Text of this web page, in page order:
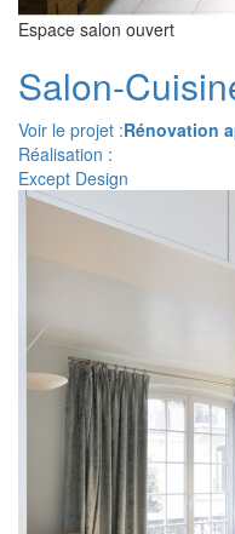
Espace salon ouvert
Salon-
Voir le projet :Rénovation
Réalisation :
Except Design